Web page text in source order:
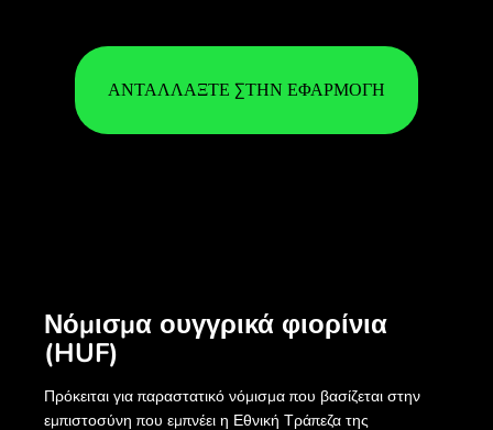
ΑΝΤΑΛΛΆΞΤΕ ΣΤΗΝ ΕΦΑΡΜΟΓΉ
Νόμισμα ουγγρικά φιορίνια
(HUF)
Πρόκειται για παραστατικό νόμισμα που βασίζεται στην
εμπιστοσύνη που εμπνέει η Εθνική Τράπεζα της